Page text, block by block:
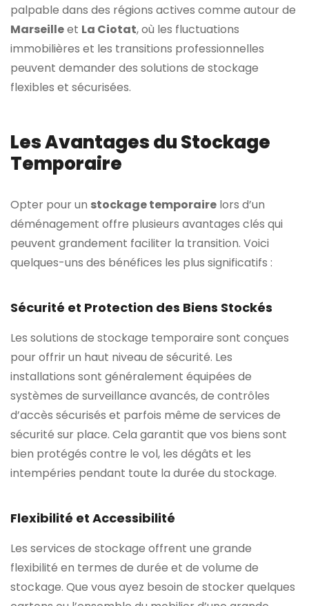
palpable dans des régions actives comme autour de
Marseilleet La Ciotat, où les fluctuations
immobilières et les transitions professionnelles
peuvent demander des solutions de stockage
flexibles et sécurisées.
Les Avantages du Stockage
Temporaire
Opter pour un stockage temporaire lors d’un
déménagement offre plusieurs avantages clés qui
peuvent grandement faciliter la transition. Voici
quelques-uns des bénéfices les plus significatifs :
Sécurité et Protection des Biens Stockés
Les solutions de stockage temporaire sont conçues
pour offrir un haut niveau de sécurité. Les
installations sont généralement équipées de
systèmes de surveillance avancés, de contrôles
d’accès sécurisés et parfois même de services de
sécurité sur place. Cela garantit que vos biens sont
bien protégés contre le vol, les dégâts et les
intempéries pendant toute la durée du stockage.
Flexibilité et Accessibilité
Les services de stockage offrent une grande
flexibilité en termes de durée et de volume de
stockage. Que vous ayez besoin de stocker quelques